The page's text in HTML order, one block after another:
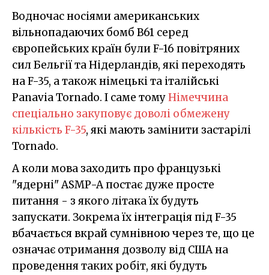
Водночас носіями американських
вільнопадаючих бомб B61 серед
європейських країн були F-16 повітряних
сил Бельгії та Нідерландів, які переходять
на F-35, а також німецькі та італійські
Panavia Tornado. І саме томуНімеччина
спеціально закуповує доволі обмежену
кількість F-35, які мають замінити застарілі
Tornado.
А коли мова заходить про французькі
"ядерні" ASMP-A постає дуже просте
питання - з якого літака їх будуть
запускати. Зокрема їх інтеграція під F-35
вбачається вкрай сумнівною через те, що це
означає отримання дозволу від США на
проведення таких робіт, які будуть